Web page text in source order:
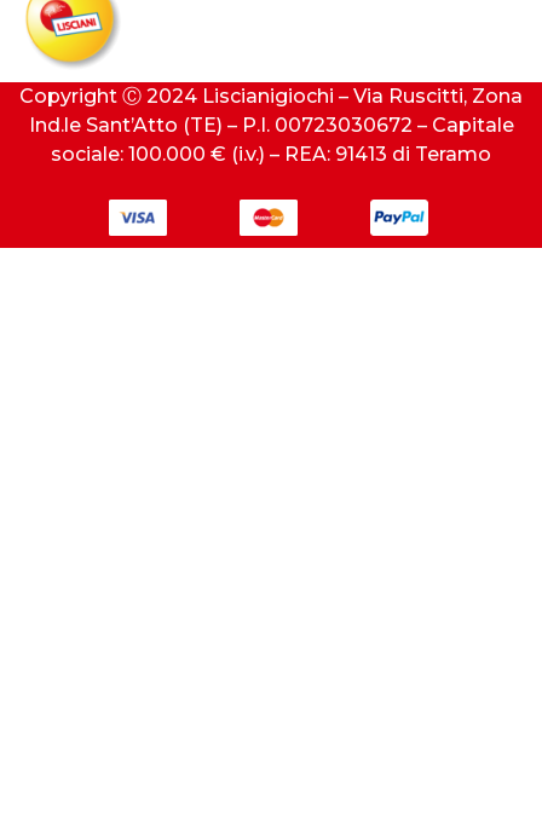
Copyright Ⓒ 2024 Liscianigiochi – Via Ruscitti, Zona
Ind.le Sant’Atto (TE) – P.I. 00723030672 – Capitale
sociale: 100.000 € (i.v.) – REA: 91413 di Teramo